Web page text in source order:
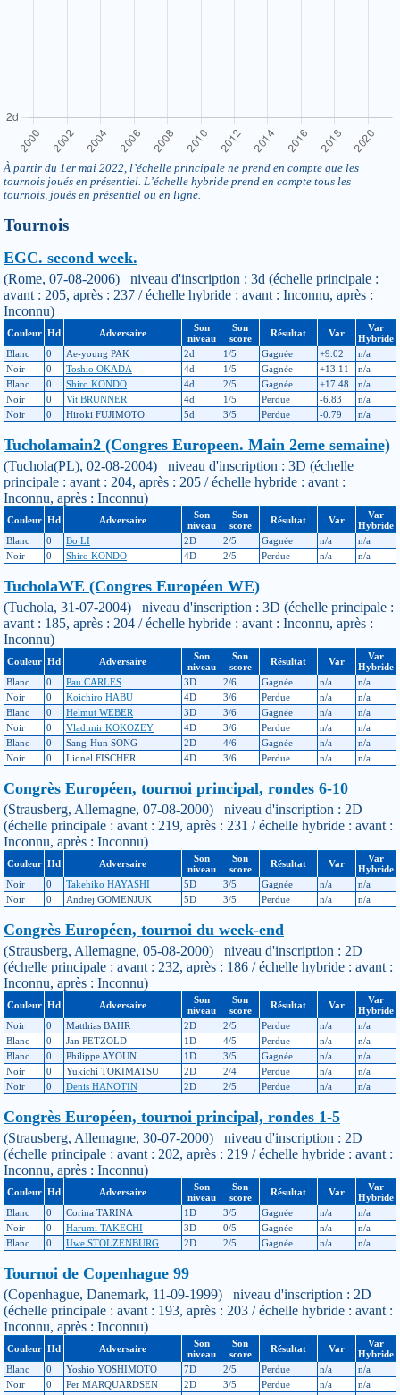
À partir du 1er mai 2022, l’échelle principale ne prend en compte que les
tournois joués en présentiel. L’échelle hybride prend en compte tous les
tournois, joués en présentiel ou en ligne.
Tournois
EGC. second week.
(Rome, 07-08-2006) niveau d'inscription : 3d (échelle principale :
avant : 205, après : 237 / échelle hybride : avant : Inconnu, après :
Inconnu)
Couleur Hd Adversaire
Son
niveau
Son
score
Résultat Var
Var
Hybride
Blanc
0 Ae-young PAK 2d 1/5 Gagnée +9.02
n/a
Noir
0 Toshio OKADA 4d 1/5 Gagnée +13.11
n/a
Blanc
0 Shiro KONDO 4d 2/5 Gagnée +17.48
n/a
Noir
0 Vit BRUNNER 4d 1/5 Perdue -6.83
n/a
Noir
0 Hiroki FUJIMOTO 5d 3/5 Perdue -0.79 n/a
Tucholamain2 (Congres Europeen. Main 2eme semaine)
(Tuchola(PL), 02-08-2004) niveau d'inscription : 3D (échelle
principale : avant : 204, après : 205 / échelle hybride : avant :
Inconnu, après : Inconnu)
Couleur Hd Adversaire
Son
niveau
Son
score
Résultat Var
Var
Hybride
Blanc
0 Bo LI 2D 2/5 Gagnée n/a
n/a
Noir
0 Shiro KONDO 4D 2/5 Perdue n/a n/a
TucholaWE (Congres Européen WE)
(Tuchola, 31-07-2004) niveau d'inscription : 3D (échelle principale :
avant : 185, après : 204 / échelle hybride : avant : Inconnu, après :
Inconnu)
Couleur Hd Adversaire
Son
niveau
Son
score
Résultat Var
Var
Hybride
Blanc
0 Pau CARLES 3D 2/6 Gagnée n/a
n/a
Noir
0 Koichiro HABU 4D 3/6 Perdue n/a
n/a
Blanc
0 Helmut WEBER 3D 3/6 Gagnée n/a
n/a
Noir
0 Vladimir KOKOZEY 4D 3/6 Perdue n/a
n/a
Blanc
0 Sang-Hun SONG 2D 4/6 Gagnée n/a
n/a
Noir
0 Lionel FISCHER 4D 3/6 Perdue n/a n/a
Congrès Européen, tournoi principal, rondes 6-10
(Strausberg, Allemagne, 07-08-2000) niveau d'inscription : 2D
(échelle principale : avant : 219, après : 231 / échelle hybride : avant :
Inconnu, après : Inconnu)
Couleur Hd Adversaire
Son
niveau
Son
score
Résultat Var
Var
Hybride
Noir
0 Takehiko HAYASHI 5D 3/5 Gagnée n/a
n/a
Noir
0 Andrej GOMENJUK 5D 3/5 Perdue n/a n/a
Congrès Européen, tournoi du week-end
(Strausberg, Allemagne, 05-08-2000) niveau d'inscription : 2D
(échelle principale : avant : 232, après : 186 / échelle hybride : avant :
Inconnu, après : Inconnu)
Couleur Hd Adversaire
Son
niveau
Son
score
Résultat Var
Var
Hybride
Noir
0 Matthias BAHR 2D 2/5 Perdue n/a
n/a
Blanc
0 Jan PETZOLD 1D 4/5 Perdue n/a
n/a
Blanc
0 Philippe AYOUN 1D 3/5 Gagnée n/a
n/a
Noir
0 Yukichi TOKIMATSU 2D 2/4 Perdue n/a
n/a
Noir
0 Denis HANOTIN 2D 2/5 Perdue n/a n/a
Congrès Européen, tournoi principal, rondes 1-5
(Strausberg, Allemagne, 30-07-2000) niveau d'inscription : 2D
(échelle principale : avant : 202, après : 219 / échelle hybride : avant :
Inconnu, après : Inconnu)
Couleur Hd Adversaire
Son
niveau
Son
score
Résultat Var
Var
Hybride
Blanc
0 Corina TARINA 1D 3/5 Gagnée n/a
n/a
Noir
0 Harumi TAKECHI 3D 0/5 Gagnée n/a
n/a
Blanc
0 Uwe STOLZENBURG 2D 2/5 Gagnée n/a n/a
Tournoi de Copenhague 99
(Copenhague, Danemark, 11-09-1999) niveau d'inscription : 2D
(échelle principale : avant : 193, après : 203 / échelle hybride : avant :
Inconnu, après : Inconnu)
Couleur Hd Adversaire
Son
niveau
Son
score
Résultat Var
Var
Hybride
Blanc
0 Yoshio YOSHIMOTO 7D 2/5 Perdue n/a
n/a
Noir
0 Per MARQUARDSEN 2D 3/5 Perdue n/a
n/a